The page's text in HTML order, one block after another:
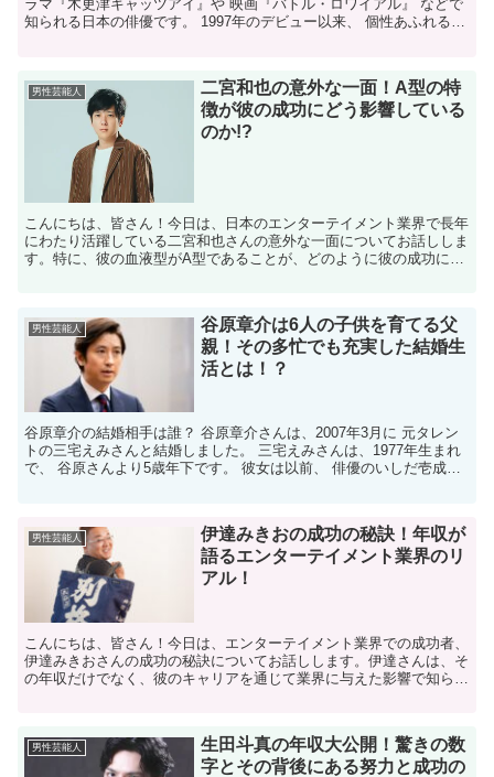
ラマ『木更津キャッツアイ』や 映画『バトル・ロワイアル』 などで
知られる日本の俳優です。 1997年のデビュー以来、 個性あふれる演
男性芸能人
二宮和也の意外な一面！A型の特
徴が彼の成功にどう影響している
のか!?
こんにちは、皆さん！今日は、日本のエンターテイメント業界で長年
にわたり活躍している二宮和也さんの意外な一面についてお話ししま
す。特に、彼の血液型がA型であることが、どのように彼の成功に影
男性芸能人
谷原章介は6人の子供を育てる父
親！その多忙でも充実した結婚生
活とは！？
谷原章介の結婚相手は誰？ 谷原章介さんは、2007年3月に 元タレン
トの三宅えみさんと結婚しました。 三宅えみさんは、1977年生まれ
で、 谷原さんより5歳年下です。 彼女は以前、 俳優のいしだ壱成さ
男性芸能人
伊達みきおの成功の秘訣！年収が
語るエンターテイメント業界のリ
アル！
こんにちは、皆さん！今日は、エンターテイメント業界での成功者、
伊達みきおさんの成功の秘訣についてお話しします。伊達さんは、そ
の年収だけでなく、彼のキャリアを通じて業界に与えた影響で知られ
男性芸能人
生田斗真の年収大公開！驚きの数
字とその背後にある努力と成功の